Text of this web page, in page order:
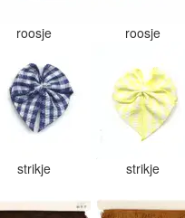
roosje roosje
strikje strikje